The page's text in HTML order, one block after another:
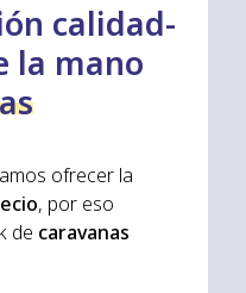
calidad-
la mano
ofrecer la
, por eso
de caravanas